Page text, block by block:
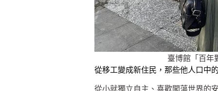
臺博館「百年
從移工變成新住民，那些他人口中
從小就獨立自主、喜歡闖蕩世界的